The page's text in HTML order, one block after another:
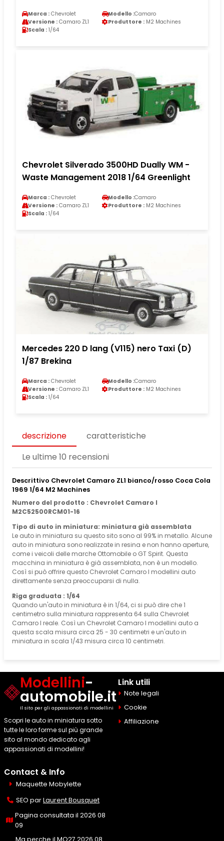
Marca : Chevrolet Modello :Camaro
Versione : Camaro ZL1 Produttore : M2 Machines
Scala : 1/64
Chevrolet Silverado 3500HD Dually WM -
Waste Management 2018 1/64 Greenlight
Marca : Chevrolet Modello :Camaro
Versione : Camaro ZL1 Produttore : M2 Machines
Scala : 1/64
Mercedes 220 D lang (V115) nero Taxi (D)
1/87 Brekina
Marca : Chevrolet Modello :Camaro
Versione : Camaro ZL1 Produttore : M2 Machines
Scala : 1/64
descrizione
caratteristiche
Le ultime 10 recensioni
Descrittivo Chevrolet Camaro ZL1 bianco/rosso Coca Cola
1969 1/64 M2 Machines
Numero del prodotto : Chevrolet Camaro I
M2C52500RCM01-16
Tipo di auto in miniatura: miniatura già assemblata
Le auto in miniatura su questo sito sono al 99% in metallo. Alcune
auto in miniatura sono realizzate in resina e non hanno aperture,
come i veicoli delle marche Ottomobile o GT Spirit. Questa
macchina in miniatura è già assemblata, non è un modello.
Così si può offrire questo Chevrolet Camaro I modellini auto
direttamente senza preoccuparsi di nulla.
Riga graduata : 1/64
Quando un'auto in miniatura è in 1/64, ci si può dire che 1
centimetro sulla miniatura rappresenta 64 sulla Chevrolet
Camaro I reale. Così un Chevrolet Camaro I modellini auto a
questa scala misura circa 25 - 30 centimetri e un'auto in
miniatura in scala 1/43 misura circa 10 centimetri.
Modellini-
automobile.it
Il sito per gli appassionati di modellini
Scopri le auto in miniatura sotto
tutte le loro forme sul più grande
sito al mondo dedicato agli
appassionati di modellini!
Link utili
Note legali
Cookie
Affiliazione
Contact & Info
Maquette Mobylette
SEO parLaurent Bousquet
Pagina consultata il 2026 08
09
Ma perche il MQ27 2026 08